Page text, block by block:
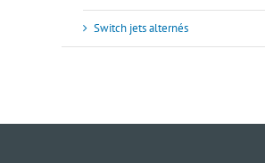
Switch jets alternés